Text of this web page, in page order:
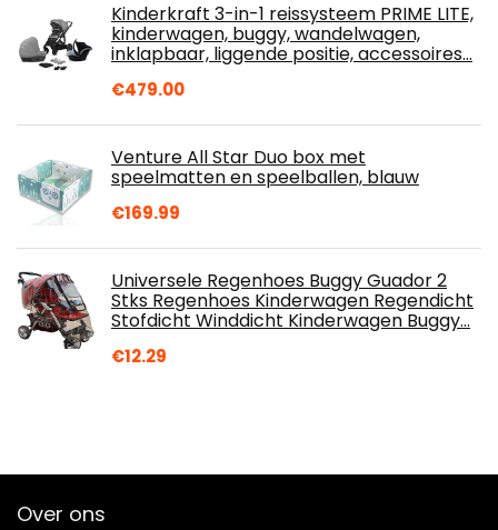
Kinderkraft 3-in-1 reissysteem PRIME LITE,
kinderwagen, buggy, wandelwagen,
inklapbaar, liggende positie, accessoires…
€479.00
Venture All Star Duo box met
speelmatten en speelballen, blauw
€169.99
Universele Regenhoes Buggy Guador 2
Stks Regenhoes Kinderwagen Regendicht
Stofdicht Winddicht Kinderwagen Buggy…
€12.29
Over ons